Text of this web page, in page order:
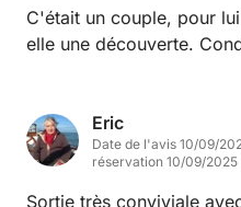
C'était un couple, pour lui
elle
Eric
Date de l'avis 10/09/
réservation 10/09/2025
Sortie très conviviale